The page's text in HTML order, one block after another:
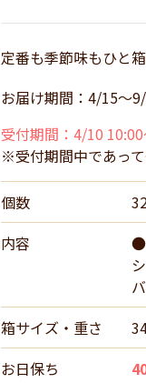
定番も季節味もひと
お届け期間：4/15～
受付期間：4/10
※受付期間中であって
個数
内容
●
箱サイズ・重さ
お日保ち